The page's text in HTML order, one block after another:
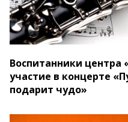
Воспитанники центра
участие в концерте
подарит чудо»